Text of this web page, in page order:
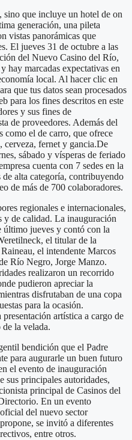
que incluye un hotel de on
generación, una pileta
vistas panorámicas que
El jueves 31 de octubre a las
del Nuevo Casino del Río,
hay marcadas expectativas en
local. Al hacer clic en
que tus datos sean procesados
para los fines descritos en este
y sus fines de
de proveedores. Además del
como el de carro, que ofrece
cerveza, fernet y gancia.De
sábado y vísperas de feriado
cuenta con 7 sedes en la
alta categoría, contribuyendo
de más de 700 colaboradores.
regionales e internacionales,
y de calidad. La inauguración
último jueves y contó con la
el titular de la
el intendente Marcos
Río Negro, Jorge Manzo.
realizaron un recorrido
pudieron apreciar la
disfrutaban de una copa
para la ocasión.
artística a cargo de
la velada.
bendición que el Padre
para augurarle un buen futuro
el evento de inauguración
sus principales autoridades,
principal de Casinos del
En un evento
del nuevo sector
se invitó a diferentes
entre otros.